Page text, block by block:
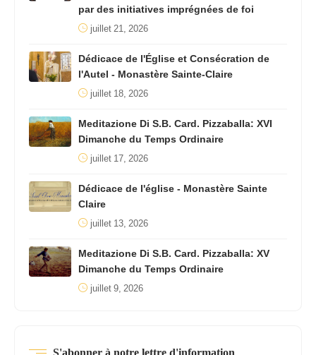
par des initiatives imprégnées de foi
juillet 21, 2026
Dédicace de l'Église et Consécration de
l'Autel - Monastère Sainte-Claire
juillet 18, 2026
Meditazione Di S.B. Card. Pizzaballa: XVI
Dimanche du Temps Ordinaire
juillet 17, 2026
Dédicace de l'église - Monastère Sainte
Claire
juillet 13, 2026
Meditazione Di S.B. Card. Pizzaballa: XV
Dimanche du Temps Ordinaire
juillet 9, 2026
S'abonner à notre lettre d'information